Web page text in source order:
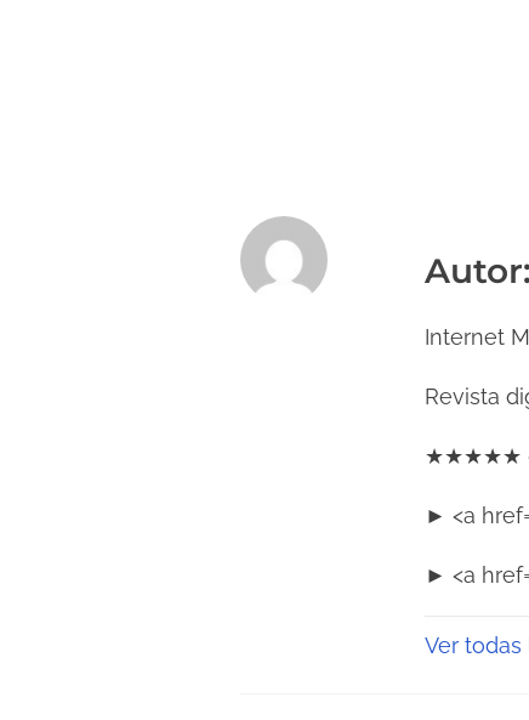
Internet
Revista
★★★★★
► <a
► <a
Ver todas